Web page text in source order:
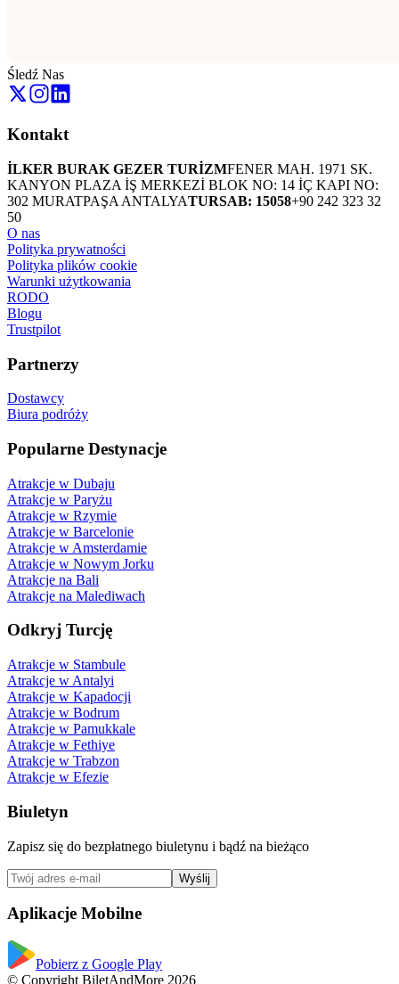
Śledź Nas
Kontakt
İLKER BURAK GEZER TURİZMFENER MAH. 1971 SK.
KANYON PLAZA İŞ MERKEZİ BLOK NO: 14 İÇ KAPI NO:
302 MURATPAŞA ANTALYATURSAB: 15058+90 242 323 32
50
O nas
Polityka prywatności
Polityka plików cookie
Warunki użytkowania
RODO
Blogu
Trustpilot
Partnerzy
Dostawcy
Biura podróży
Popularne Destynacje
Atrakcje w Dubaju
Atrakcje w Paryżu
Atrakcje w Rzymie
Atrakcje w Barcelonie
Atrakcje w Amsterdamie
Atrakcje w Nowym Jorku
Atrakcje na Bali
Atrakcje na Malediwach
Odkryj Turcję
Atrakcje w Stambule
Atrakcje w Antalyi
Atrakcje w Kapadocji
Atrakcje w Bodrum
Atrakcje w Pamukkale
Atrakcje w Fethiye
Atrakcje w Trabzon
Atrakcje w Efezie
Biuletyn
Zapisz się do bezpłatnego biuletynu i bądź na bieżąco
Wyślij
Aplikacje Mobilne
Pobierz z Google Play
© Copyright BiletAndMore 2026